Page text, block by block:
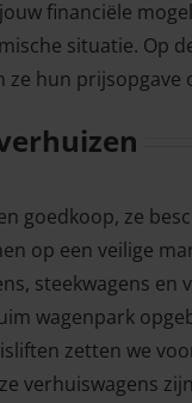
financiële
situatie. Op
hun
goedkoop, ze
op een veilige
steekwagens en
wagenpark
zetten we
verhuiswagens